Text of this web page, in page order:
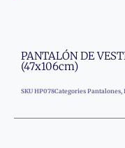
PANTALÓN DE
(47x106cm)
SKU HP078Categories Pantalones,